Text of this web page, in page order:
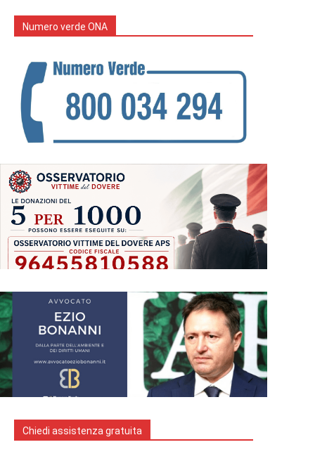
Numero verde ONA
Chiedi assistenza gratuita